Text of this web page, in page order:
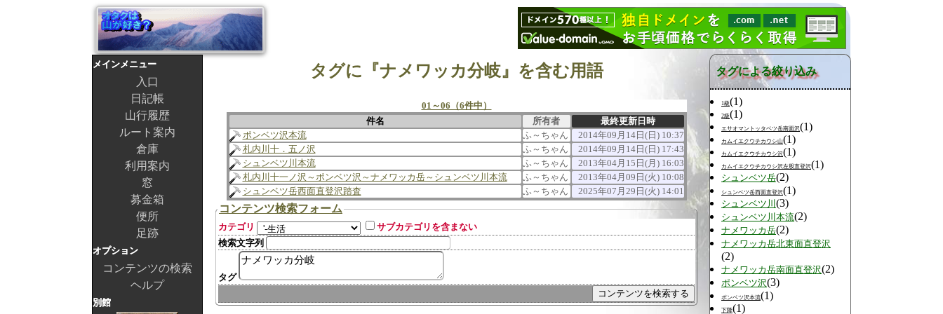
タグに『ナメワッカ分岐』を含む用語
01～06（6件中）
件名
所有者
最終更新日時
ポンベツ沢本流
ふ～ちゃん
2014年09月14日(日) 10:37
札内川十．五ノ沢
ふ～ちゃん
2014年09月14日(日) 17:43
シュンベツ川本流
ふ～ちゃん
2013年04月15日(月) 16:03
札内川十一ノ沢～ポンベツ沢～ナメワッカ岳～シュンベツ川本流
ふ～ちゃん
2013年04月09日(火) 10:08
シュンベツ岳西面直登沢踏査
ふ～ちゃん 2025年07月29日(火) 14:01
コンテンツ検索フォーム
カテゴリ
サブカテゴリを含まない
検索文字列
タグ
タグによる絞り込み
1級(1)
2級(1)
エサオマントッタベツ岳南面沢(1)
カムイエクウチカウシ山(1)
カムイエクウチカウシ沢(1)
カムイエクウチカウシ沢左股直登沢(1)
シュンベツ岳(2)
シュンベツ岳西面直登沢(1)
シュンベツ川 (3)
シュンベツ川本流(2)
ナメワッカ岳(2)
ナメワッカ岳北東面直登沢
(2)
ナメワッカ岳南面直登沢(2)
ポンベツ沢(3)
ポンベツ沢本流(1)
下降(1)
メインメニュー
入口
日記帳
山行履歴
ルート案内
倉庫
利用案内
窓
募金箱
便所
足跡
オプション
コンテンツの検索
ヘルプ
別館